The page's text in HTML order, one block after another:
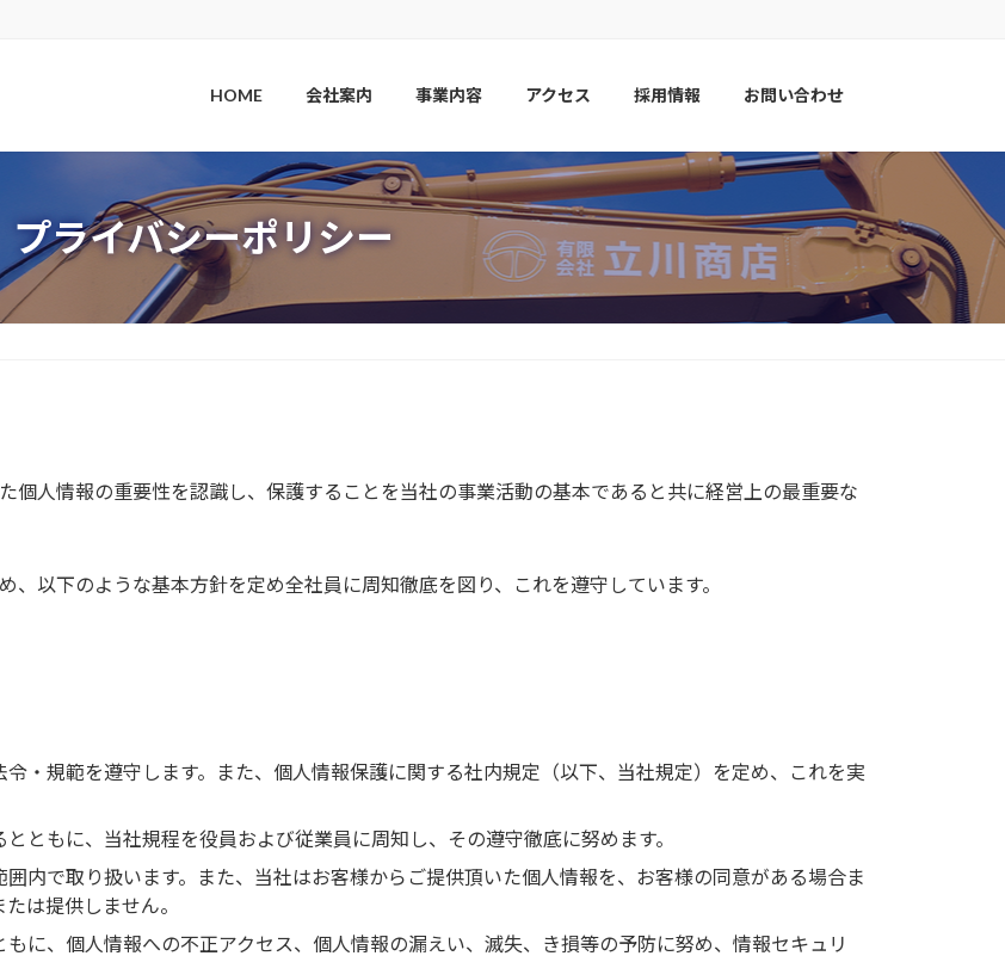
HOME 会社案内 事業内容 アクセス 採用情報 お問い合わせ
プライバシーポリシー
個人情報の重要性を認識し、保護することを当社の事業活動の基本であると共に経営上の最重要な
以下のような基本方針を定め全社員に周知徹底を図り、これを遵守しています。
・規範を遵守します。また、個人情報保護に関する社内規定（以下、当社規定）を定め、これを実
ともに、当社規程を役員および従業員に周知し、その遵守徹底に努めます。
内で取り扱います。また、当社はお客様からご提供頂いた個人情報を、お客様の同意がある場合ま
は提供しません。
に、個人情報への不正アクセス、個人情報の漏えい、滅失、き損等の予防に努め、情報セキュリ